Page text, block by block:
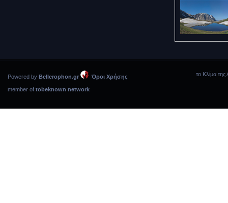
Powered by Bellerophon.gr Όροι Χρήσης
member of tobeknown network
το Κλίμα της